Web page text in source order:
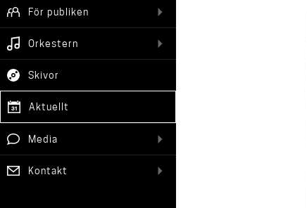
För publiken
Orkestern
Skivor
Aktuellt
Media
Kontakt